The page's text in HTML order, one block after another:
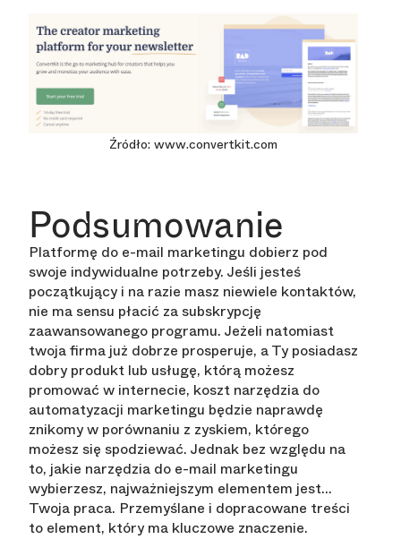
Źródło: www.convertkit.com
Podsumowanie
Platformę do e-mail marketingu dobierz pod
swoje indywidualne potrzeby. Jeśli jesteś
początkujący i na razie masz niewiele kontaktów,
nie ma sensu płacić za subskrypcję
zaawansowanego programu. Jeżeli natomiast
twoja firma już dobrze prosperuje, a Ty posiadasz
dobry produkt lub usługę, którą możesz
promować w internecie, koszt narzędzia do
automatyzacji marketingu będzie naprawdę
znikomy w porównaniu z zyskiem, którego
możesz się spodziewać. Jednak bez względu na
to, jakie narzędzia do e-mail marketingu
wybierzesz, najważniejszym elementem jest…
Twoja praca. Przemyślane i dopracowane treści
to element, który ma kluczowe znaczenie.